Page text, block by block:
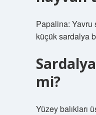
Papalina: Yavru
küçük sardalya
mi?
Yüzey balıkları